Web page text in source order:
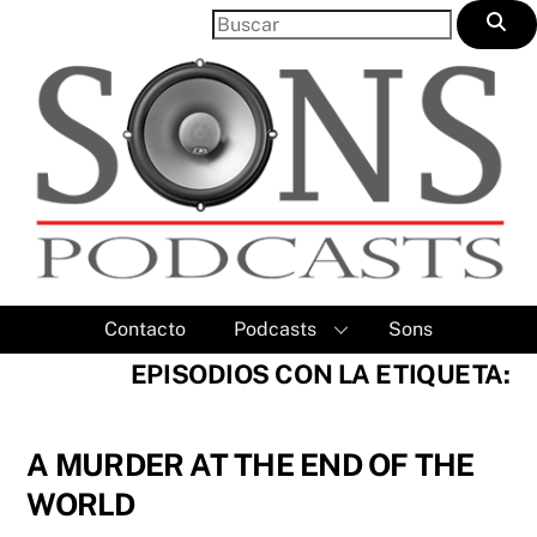
content
Contacto Podcasts Sons
EPISODIOS CON LA ETIQUETA:
A MURDER AT THE END OF THE
WORLD